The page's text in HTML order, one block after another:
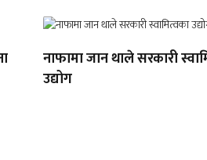
नाफामा जान थाले सरकारी
उद्योग